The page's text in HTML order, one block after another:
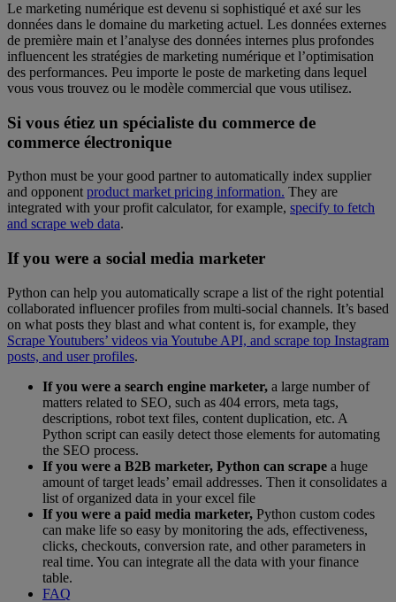
Le marketing numérique est devenu si sophistiqué et axé sur les
données dans le domaine du marketing actuel. Les données externes
de première main et l’analyse des données internes plus profondes
influencent les stratégies de marketing numérique et l’optimisation
des performances. Peu importe le poste de marketing dans lequel
vous vous trouvez ou le modèle commercial que vous utilisez.
Si vous étiez un spécialiste du commerce de
commerce électronique
Python must be your good partner to automatically index supplier
and opponentproduct market pricing information. They are
integrated with your profit calculator, for example, specify to fetch
and scrape web data.
Ifyou were a social media marketer
Python can help you automatically scrape a list of the right potential
collaborated influencer profiles from multi-social channels. It’s based
on what posts they blast and what content is, for example, they
Scrape Youtubers’ videos via Youtube API, and scrape top Instagram
posts, and user profiles.
If you were a search engine marketer, a large number of
matters related to SEO, such as 404 errors, meta tags,
descriptions, robot text files, content duplication, etc. A
Python script can easily detect those elements for automating
the SEO process.
Ifyou were a B2B marketer, Python can scrape a huge
amount of target leads’ email addresses. Then it consolidates a
list of organized data in your excel file
If you were a paid media marketer, Python custom codes
can make life so easy by monitoring the ads, effectiveness,
clicks, checkouts, conversion rate, and other parameters in
real time. You can integrate all the data with your finance
table.
FAQ